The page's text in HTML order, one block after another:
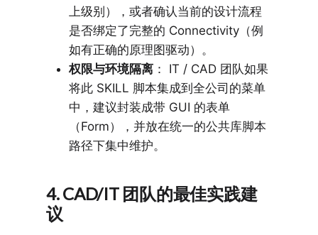
上级别），或者确认当前的设计流程
是否绑定了完整的 Connectivity（例
如有正确的原理图驱动）。
权限与环境隔离： IT / CAD 团队如果
将此 SKILL 脚本集成到全公司的菜单
中，建议封装成带 GUI 的表单
（Form），并放在统一的公共库脚本
路径下集中维护。
4. CAD/IT 团队的最佳实践建
议